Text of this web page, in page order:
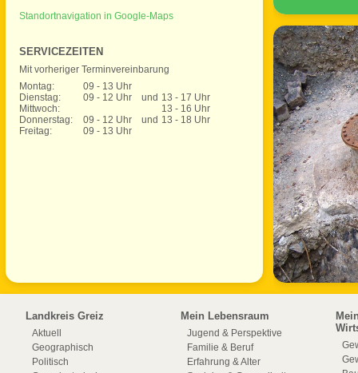
Standortnavigation in Google-Maps
SERVICEZEITEN
Mit vorheriger Terminvereinbarung
Montag:
09 - 13 Uhr
Dienstag:
09 - 12 Uhr und 13 - 17 Uhr
Mittwoch:
13 - 16 Uhr
Donnerstag:
09 - 12 Uhr und 13 - 18 Uhr
Freitag:
09 - 13 Uhr
Landkreis Greiz
Aktuell
Geographisch
Politisch
Mein Lebensraum
Jugend & Perspektive
Familie & Beruf
Erfahrung & Alter